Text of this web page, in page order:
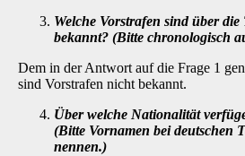
Welche Vorstrafen sind über
bekannt? (Bitte chrono­logisch
Dem in der Antwort auf die Frage 1
sind Vorstrafen nicht bekannt.
Über welche Nationalität
(Bitte Vornamen bei deut­schen
nennen.)